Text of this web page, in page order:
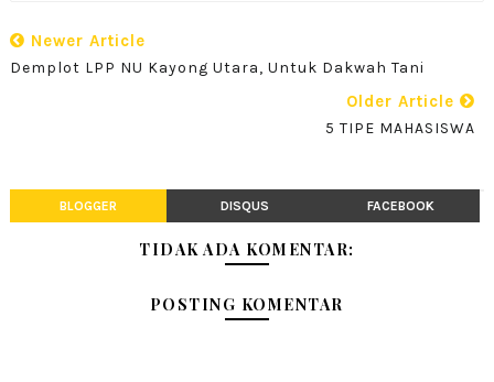
Newer Article
Demplot LPP NU Kayong Utara, Untuk Dakwah Tani
Older Article
5 TIPE MAHASISWA
BLOGGER DISQUS FACEBOOK
TIDAK ADA KOMENTAR:
POSTING KOMENTAR